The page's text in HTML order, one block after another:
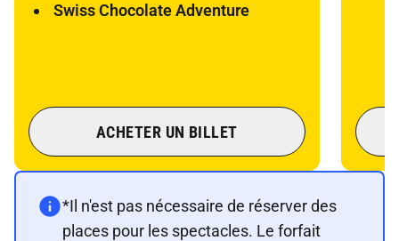
Swiss Chocolate Adventure
ACHETER UN BILLET
*Il n'est pas nécessaire de réserver des
places pour les spectacles. Le forfait